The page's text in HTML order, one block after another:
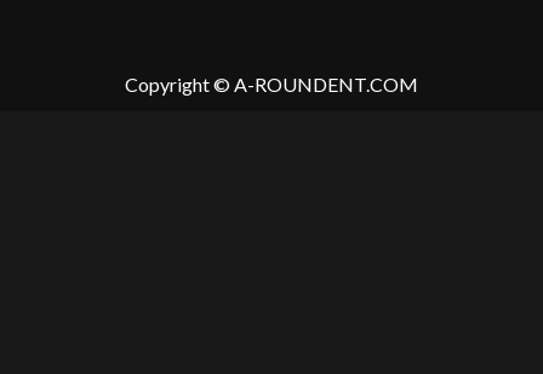
Copyright © A-ROUNDENT.COM